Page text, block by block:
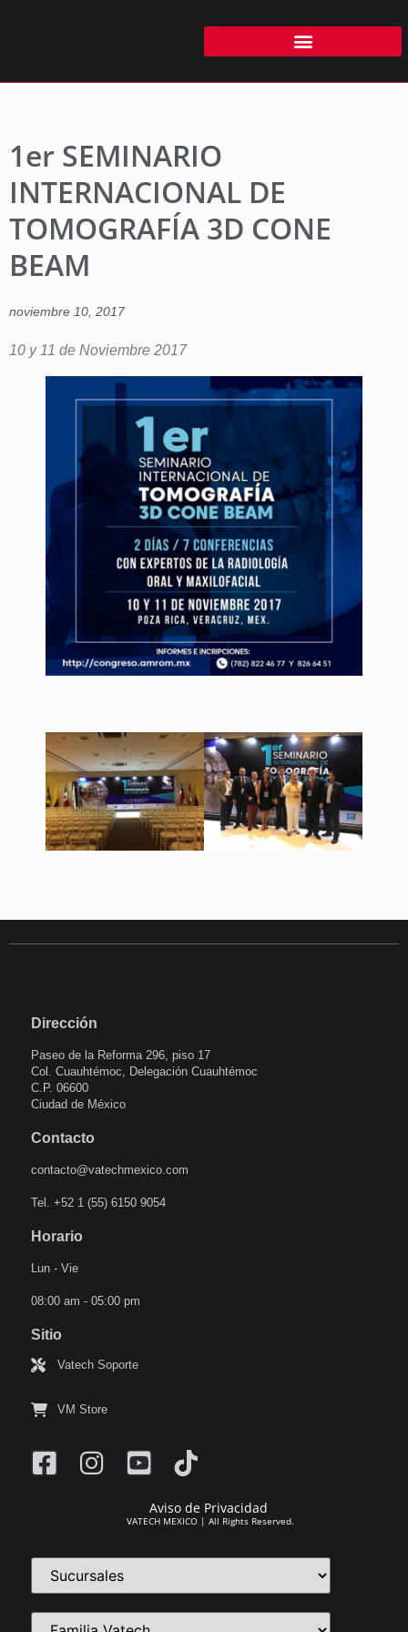
1er SEMINARIO
INTERNACIONAL DE
TOMOGRAFÍA 3D CONE
BEAM
noviembre 10, 2017
10 y 11 de Noviembre 2017
Dirección
Paseo de la Reforma 296, piso 17
Col. Cuauhtémoc, Delegación Cuauhtémoc
C.P. 06600
Ciudad de México
Contacto
contacto@vatechmexico.com
Tel. +52 1 (55) 6150 9054
Horario
Lun - Vie
08:00 am - 05:00 pm
Sitio
Vatech Soporte
VM Store
Aviso de Privacidad
VATECH MEXICO | All Rights Reserved.